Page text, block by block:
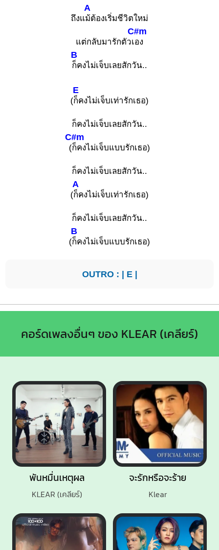
ถึงแ
A
ม้ต้องเริ่มชีวิตใหม่
แต่กลับมารักตัวเ
C#m
อง
B
ก็คงไม่เจ็บเลยสักวัน..
(
E
ก็คงไม่เจ็บเท่ารักเธอ)
ก็คงไม่เจ็บเลยสักวัน..
(
C#m
ก็คงไม่เจ็บแบบรักเธอ)
ก็คงไม่เจ็บเลยสักวัน..
(
A
ก็คงไม่เจ็บเท่ารักเธอ)
ก็คงไม่เจ็บเลยสักวัน..
(
B
ก็คงไม่เจ็บแบบรักเธอ)
OUTRO : | E|
คอร์ดเพลงอื่นๆ ของ KLEAR (เคลียร์)
พันหมื่นเหตุผล
KLEAR (เคลียร์)
จะรักหรือจะร้าย
Klear